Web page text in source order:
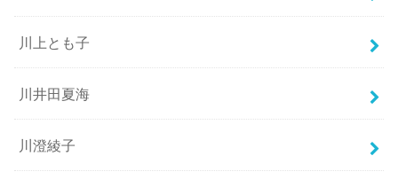
川上とも子
川井田夏海
川澄綾子